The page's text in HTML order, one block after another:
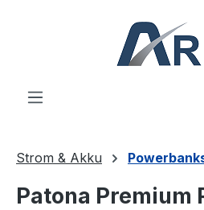
Strom & Akku
Patona Premium